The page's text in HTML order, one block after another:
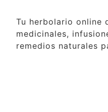
Tu herbolario online
medicinales,
remedios naturales